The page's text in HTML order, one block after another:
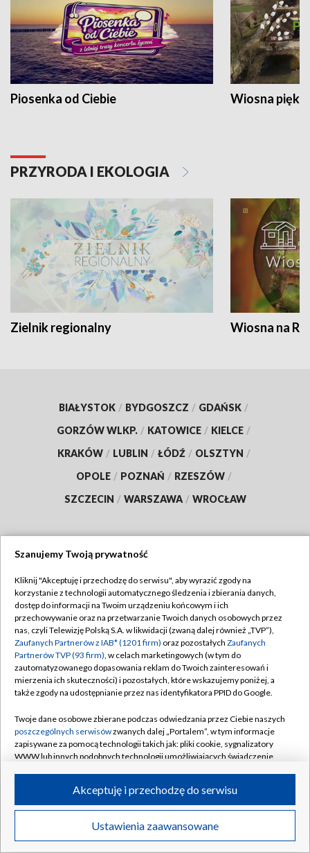
Piosenka od Ciebie Wiosna
PRZYRODA I EKOLOGIA
Zielnik regionalny Wiosna na
BIAŁYSTOK / BYDGOSZCZ / GDAŃSK /
GORZÓW WLKP. / KATOWICE / KIELCE /
KRAKÓW / LUBLIN / ŁÓDŹ / OLSZTYN /
OPOLE / POZNAŃ / RZESZÓW /
SZCZECIN / WARSZAWA / WROCŁAW
TVP
Abonament TVP
Emisja w TVP
Centrum informacji TVP
Naziemna Telewizja Cyfrowa
Rada Programowa
System NOS
Informacje o nadawcy
Program dla prasy
Ogłoszenie przetargowe
Regulamin TVP
Polityka prywatności
Moje zgody
Pomoc
Kontakt
Kanały
©2026 Telewizja Polska S.A. w likwidacji
Szanujemy Twoją prywatność
Kliknij "Akceptuję i przechodzę do serwisu", aby wyrazić zgody na
korzystanie z technologii automatycznego śledzenia i zbierania danych,
dostęp do informacji na Twoim urządzeniu końcowym i ich
przechowywanie oraz na przetwarzanie Twoich danych osobowych przez
nas, czyli Telewizję Polską S.A. w likwidacji (zwaną dalej również „TVP”),
Zaufanych Partnerów z IAB* (1201 firm) oraz pozostałych Zaufanych
Partnerów TVP (93 firm), w celach marketingowych (w tym do
zautomatyzowanego dopasowania reklam do Twoich zainteresowań i
mierzenia ich skuteczności) i pozostałych, które wskazujemy poniżej, a
także zgody na udostępnianie przez nas identyfikatora PPID do Google.
Twoje dane osobowe zbierane podczas odwiedzania przez Ciebie naszych
poszczególnych serwisówzwanych dalej „Portalem”, w tym informacje
zapisywane za pomocą technologii takich jak: pliki cookie, sygnalizatory
WWW lub innych podobnych technologii umożliwiających świadczenie
ruchu w Internecie.
Twoje dane osobowe zbierane podczas odwiedzania przez Ciebie
poszczególnych serwisówna Portalu, takie jak adresy IP, identyfikatory
Ustawienia zaawansowane
Akceptuję i przechodzę do serwisu